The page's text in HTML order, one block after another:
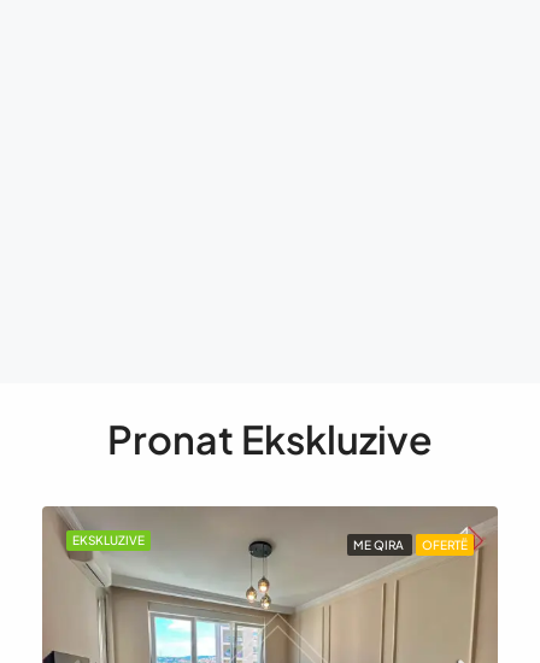
Pronat Ekskluzive
EKSKLUZIVE NË SHITJE OFERTË